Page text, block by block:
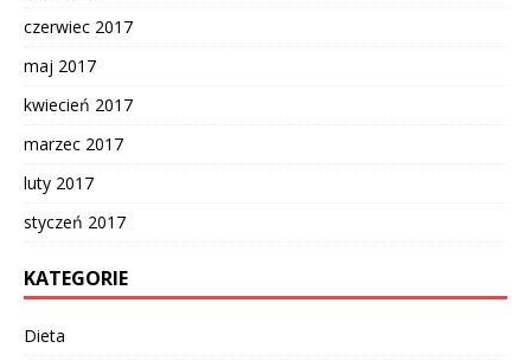
czerwiec 2017
maj 2017
kwiecień 2017
marzec 2017
luty 2017
styczeń 2017
KATEGORIE
Dieta